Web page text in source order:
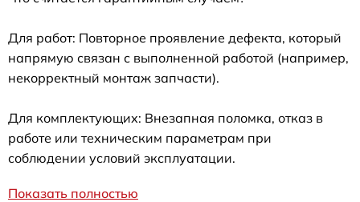
Для работ: Повторное проявление дефекта, который
напрямую связан с выполненной работой (например,
некорректный монтаж запчасти).
Для комплектующих: Внезапная поломка, отказ в
работе или техническим параметрам при
соблюдении условий эксплуатации.
Показать полностью